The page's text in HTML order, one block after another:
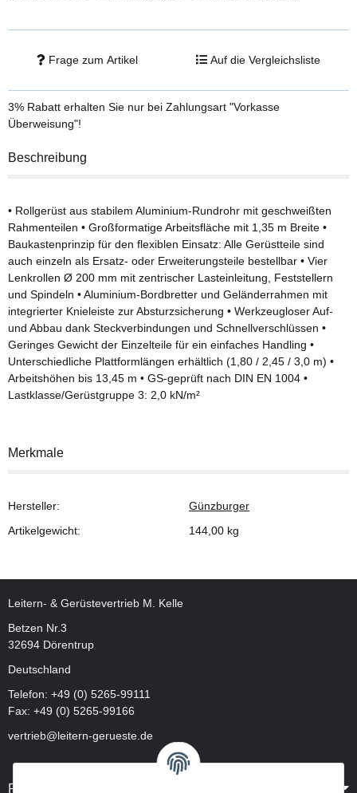
Frage zum Artikel Auf die Vergleichsliste
3% Rabatt erhalten Sie nur bei Zahlungsart "Vorkasse
Überweisung"!
Beschreibung
• Rollgerüst aus stabilem Aluminium-Rundrohr mit geschweißten
Rahmenteilen • Großformatige Arbeitsfläche mit 1,35 m Breite •
Baukastenprinzip für den flexiblen Einsatz: Alle Gerüstteile sind
auch einzeln als Ersatz- oder Erweiterungsteile bestellbar • Vier
Lenkrollen Ø 200 mm mit zentrischer Lasteinleitung, Feststellern
und Spindeln • Aluminium-Bordbretter und Geländerrahmen mit
integrierter Knieleiste zur Absturzsicherung • Werkzeugloser Auf-
und Abbau dank Steckverbindungen und Schnellverschlüssen •
Geringes Gewicht der Einzelteile für ein einfaches Handling •
Unterschiedliche Plattformlängen erhältlich (1,80 / 2,45 / 3,0 m) •
Arbeitshöhen bis 13,45 m • GS-geprüft nach DIN EN 1004 •
Lastklasse/Gerüstgruppe 3: 2,0 kN/m²
Merkmale
Hersteller:
Günzburger
Artikelgewicht:
144,00 kg
Leitern- & Gerüstevertrieb M. Kelle
Betzen Nr.3
32694 Dörentrup
Deutschland
Telefon: +49 (0) 5265-99111
Fax: +49 (0) 5265-99166
vertrieb@leitern-gerueste.de
Rechtliches